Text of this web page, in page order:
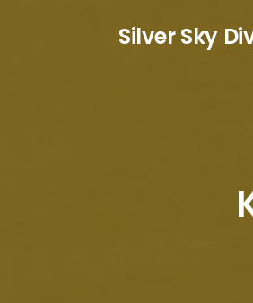
SilverSky D